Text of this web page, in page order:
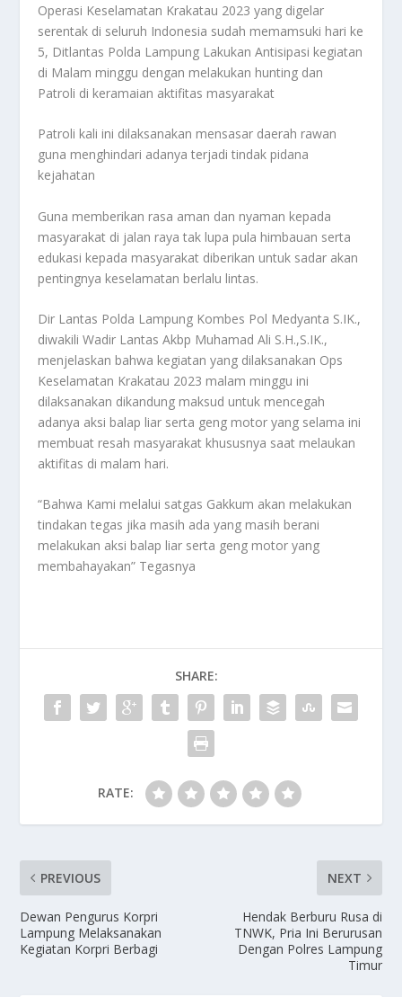
Operasi Keselamatan Krakatau 2023 yang digelar
serentak di seluruh Indonesia sudah memamsuki hari ke
5, Ditlantas Polda Lampung Lakukan Antisipasi kegiatan
di Malam minggu dengan melakukan hunting dan
Patroli di keramaian aktifitas masyarakat
Patroli kali ini dilaksanakan mensasar daerah rawan
guna menghindari adanya terjadi tindak pidana
kejahatan
Guna memberikan rasa aman dan nyaman kepada
masyarakat di jalan raya tak lupa pula himbauan serta
edukasi kepada masyarakat diberikan untuk sadar akan
pentingnya keselamatan berlalu lintas.
Dir Lantas Polda Lampung Kombes Pol Medyanta S.IK.,
diwakili Wadir Lantas Akbp Muhamad Ali S.H.,S.IK.,
menjelaskan bahwa kegiatan yang dilaksanakan Ops
Keselamatan Krakatau 2023 malam minggu ini
dilaksanakan dikandung maksud untuk mencegah
adanya aksi balap liar serta geng motor yang selama ini
membuat resah masyarakat khususnya saat melaukan
aktifitas di malam hari.
“Bahwa Kami melalui satgas Gakkum akan melakukan
tindakan tegas jika masih ada yang masih berani
melakukan aksi balap liar serta geng motor yang
membahayakan” Tegasnya
SHARE:
RATE:
PREVIOUS
Dewan Pengurus Korpri
Lampung Melaksanakan
Kegiatan Korpri Berbagi
NEXT
Hendak Berburu Rusa di
TNWK, Pria Ini Berurusan
Dengan Polres Lampung
Timur